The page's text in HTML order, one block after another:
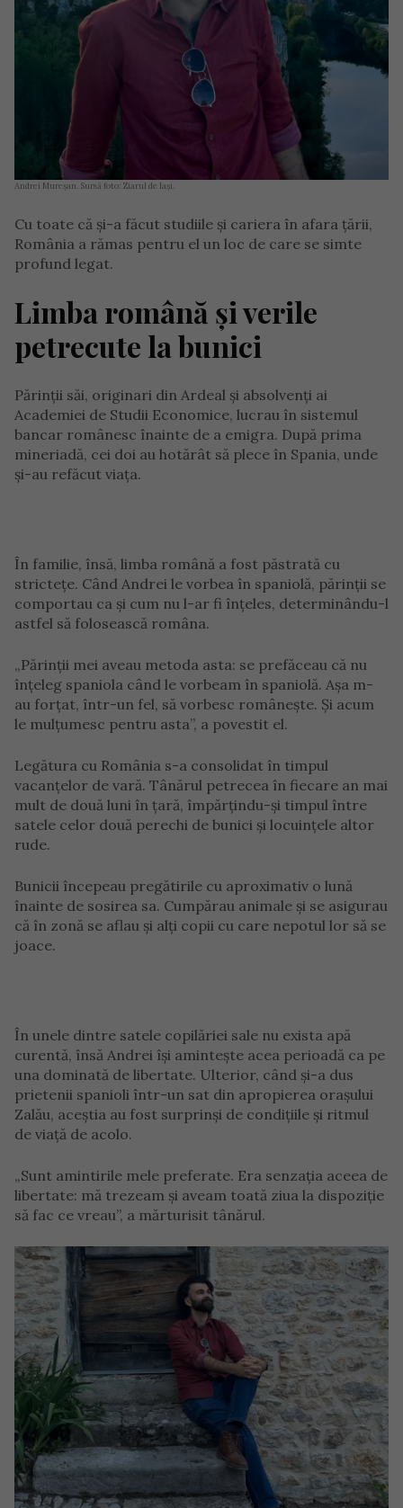
Andrei Mureșan. Sursă foto: Ziarul de Iași.
Cu toate că și-a făcut studiile și cariera în afara țării,
România a rămas pentru el un loc de care se simte
profund legat.
Limba română și verile
petrecute la bunici
Părinții săi, originari din Ardeal și absolvenți ai
Academiei de Studii Economice, lucrau în sistemul
bancar românesc înainte de a emigra. După prima
mineriadă, cei doi au hotărât să plece în Spania, unde
și-au refăcut viața.
În familie, însă, limba română a fost păstrată cu
strictețe. Când Andrei le vorbea în spaniolă, părinții se
comportau ca și cum nu l-ar fi înțeles, determinându-l
astfel să folosească româna.
„Părinții mei aveau metoda asta: se prefăceau că nu
înțeleg spaniola când le vorbeam în spaniolă. Așa m-
au forțat, într-un fel, să vorbesc românește. Și acum
le mulțumesc pentru asta”, a povestit el.
Legătura cu România s-a consolidat în timpul
vacanțelor de vară. Tânărul petrecea în fiecare an mai
mult de două luni în țară, împărțindu-și timpul între
satele celor două perechi de bunici și locuințele altor
rude.
Bunicii începeau pregătirile cu aproximativ o lună
înainte de sosirea sa. Cumpărau animale și se asigurau
că în zonă se aflau și alți copii cu care nepotul lor să se
joace.
În unele dintre satele copilăriei sale nu exista apă
curentă, însă Andrei își amintește acea perioadă ca pe
una dominată de libertate. Ulterior, când și-a dus
prietenii spanioli într-un sat din apropierea orașului
Zalău, aceștia au fost surprinși de condițiile și ritmul
de viață de acolo.
„Sunt amintirile mele preferate. Era senzația aceea de
libertate: mă trezeam și aveam toată ziua la dispoziție
să fac ce vreau”, a mărturisit tânărul.